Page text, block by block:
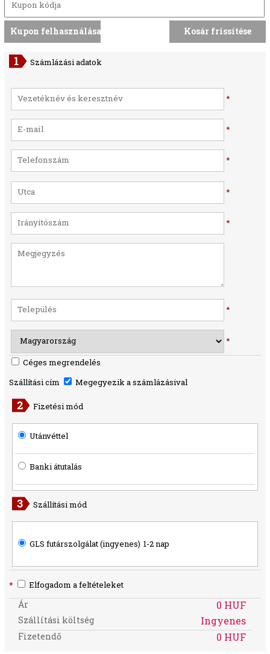
Számlázási adatok
*
*
*
*
*
*
*
Céges megrendelés
Szállítási cím
Megegyezik a számlázásival
Fizetési mód
Utánvéttel
Banki átutalás
Szállítási mód
GLS futárszolgálat (ingyenes) 1-2 nap
* Elfogadom a feltételeket
Ár 0 HUF
Szállítási költség Ingyenes
Fizetendő 0 HUF